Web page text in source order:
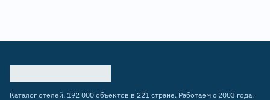
Каталог отелей. 192 000 объектов в 221 стране. Работаем с 2003 года.